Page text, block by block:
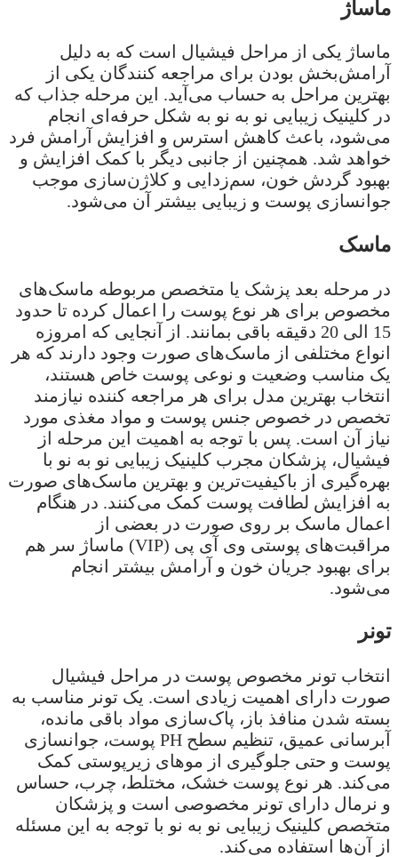
ماساژ
ماساژ یکی از مراحل فیشیال است که به دلیل
آرامش‌بخش بودن برای مراجعه کنندگان یکی از
بهترین مراحل به حساب می‌آید. این مرحله جذاب که
در کلینیک زیبایی نو به نو به شکل حرفه‌ای انجام
می‌شود، باعث کاهش استرس و افزایش آرامش فرد
خواهد شد. همچنین از جانبی دیگر با کمک افزایش و
بهبود گردش خون، سم‌زدایی و کلاژن‌سازی موجب
جوانسازی پوست و زیبایی بیشتر آن می‌شود.
ماسک
در مرحله بعد پزشک یا متخصص مربوطه ماسک‌های
مخصوص برای هر نوع پوست را اعمال کرده تا حدود
15 الی 20 دقیقه باقی بمانند. از آنجایی که امروزه
انواع مختلفی از ماسک‌های صورت وجود دارند که هر
یک مناسب وضعیت و نوعی پوست خاص هستند،
انتخاب بهترین مدل برای هر مراجعه کننده نیازمند
تخصص در خصوص جنس پوست و مواد مغذی مورد
نیاز آن است. پس با توجه به اهمیت این مرحله از
فیشیال، پزشکان مجرب کلینیک زیبایی نو به نو با
بهره‌گیری از باکیفیت‌ترین و بهترین ماسک‌های صورت
به افزایش لطافت پوست کمک می‌کنند. در هنگام
اعمال ماسک بر روی صورت در بعضی از
مراقبت‌های پوستی وی آی پی (VIP) ماساژ سر هم
برای بهبود جریان خون و آرامش بیشتر انجام
می‌شود.
تونر
انتخاب تونر مخصوص پوست در مراحل فیشیال
صورت دارای اهمیت زیادی است. یک تونر مناسب به
بسته شدن منافذ باز، پاک‌سازی مواد باقی مانده،
آبرسانی عمیق، تنظیم سطح PH پوست، جوانسازی
پوست و حتی جلوگیری از موهای زیرپوستی کمک
می‌کند. هر نوع پوست خشک، مختلط، چرب، حساس
و نرمال دارای تونر مخصوصی است و پزشکان
متخصص کلینیک زیبایی نو به نو با توجه به این مسئله
از آن‌ها استفاده می‌کند.